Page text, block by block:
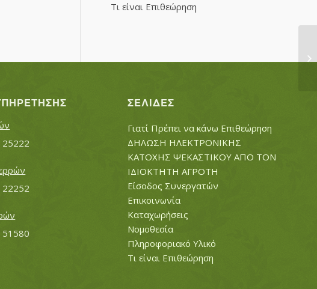
Τι είναι Επιθεώρηση
25222
22252
51580
ΣΕΛΊΔΕΣ
Γιατί Πρέπει να κάνω Επιθεώρηση
ΔΗΛΩΣΗ ΗΛΕΚΤΡΟΝΙΚΗΣ
ΚΑΤΟΧΗΣ ΨΕΚΑΣΤΙΚΟΥ ΑΠΟ ΤΟΝ
ΙΔΙΟΚΤΗΤΗ ΑΓΡΟΤΗ
Είσοδος Συνεργατών
Επικοινωνία
Καταχωρήσεις
Νομοθεσία
Πληροφοριακό Υλικό
Τι είναι Επιθεώρηση